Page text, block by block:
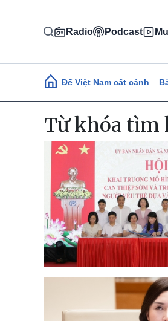
Radio Podcast
Main navigation
Để Việt Nam cất cánh
Từ khóa tìm